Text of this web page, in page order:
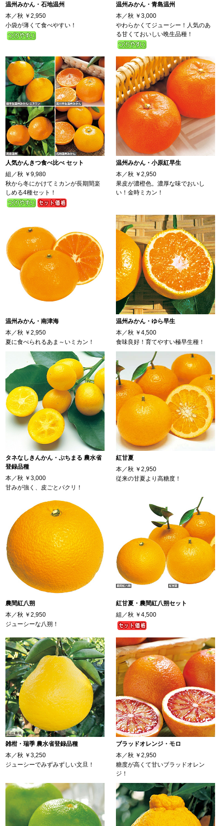
温州みかん・石地温州
本／秋 ￥2,950
小袋が薄くて食べやすい！
温州みかん・青島温州
本／秋 ￥3,000
やわらかくてジューシー！人気のあ
る甘くておいしい晩生品種！
人気かんきつ食べ比べ セット
組／秋 ￥9,980
秋から冬にかけてミカンが長期間楽
しめる4種セット！
温州みかん・小原紅早生
本／秋 ￥2,950
果皮が濃橙色。濃厚な味でおいし
い！金時ミカン！
温州みかん・南津海
本／秋 ￥2,950
夏に食べられるあま～いミカン！
温州みかん・ゆら早生
本／秋 ￥4,500
食味良好！育てやすい極早生種！
タネなしきんかん・ぷちまる 農水省
登録品種
本／秋 ￥3,000
甘みが強く、皮ごとパクリ！
紅甘夏
本／秋 ￥2,950
従来の甘夏より高糖度！
農間紅八朔
本／秋 ￥2,950
ジューシーな八朔！
紅甘夏・農間紅八朔セット
組／秋 ￥4,500
雑柑・瑞季 農水省登録品種
本／秋 ￥3,250
ジューシーでみずみずしい文旦！
ブラッドオレンジ・モロ
本／秋 ￥2,950
糖度が高くて甘いブラッドオレン
ジ！